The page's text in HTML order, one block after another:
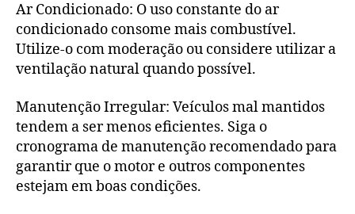
Ar Condicionado: O uso constante do ar
condicionado consome mais combustível.
Utilize-o com moderação ou considere utilizar a
ventilação natural quando possível.
Manutenção Irregular: Veículos mal mantidos
tendem a ser menos eficientes. Siga o
cronograma de manutenção recomendado para
garantir que o motor e outros componentes
estejam em boas condições.